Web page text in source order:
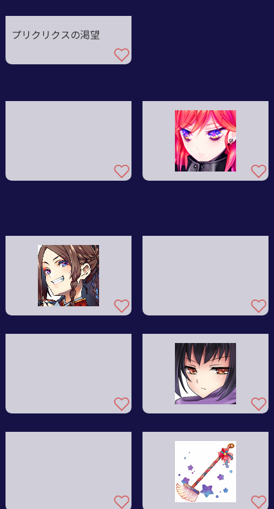
プリクリクスの渇望